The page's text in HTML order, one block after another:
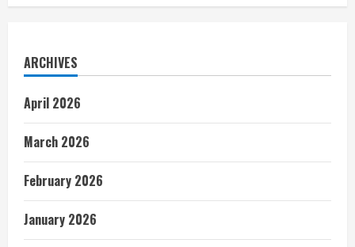
ARCHIVES
April 2026
March 2026
February 2026
January 2026